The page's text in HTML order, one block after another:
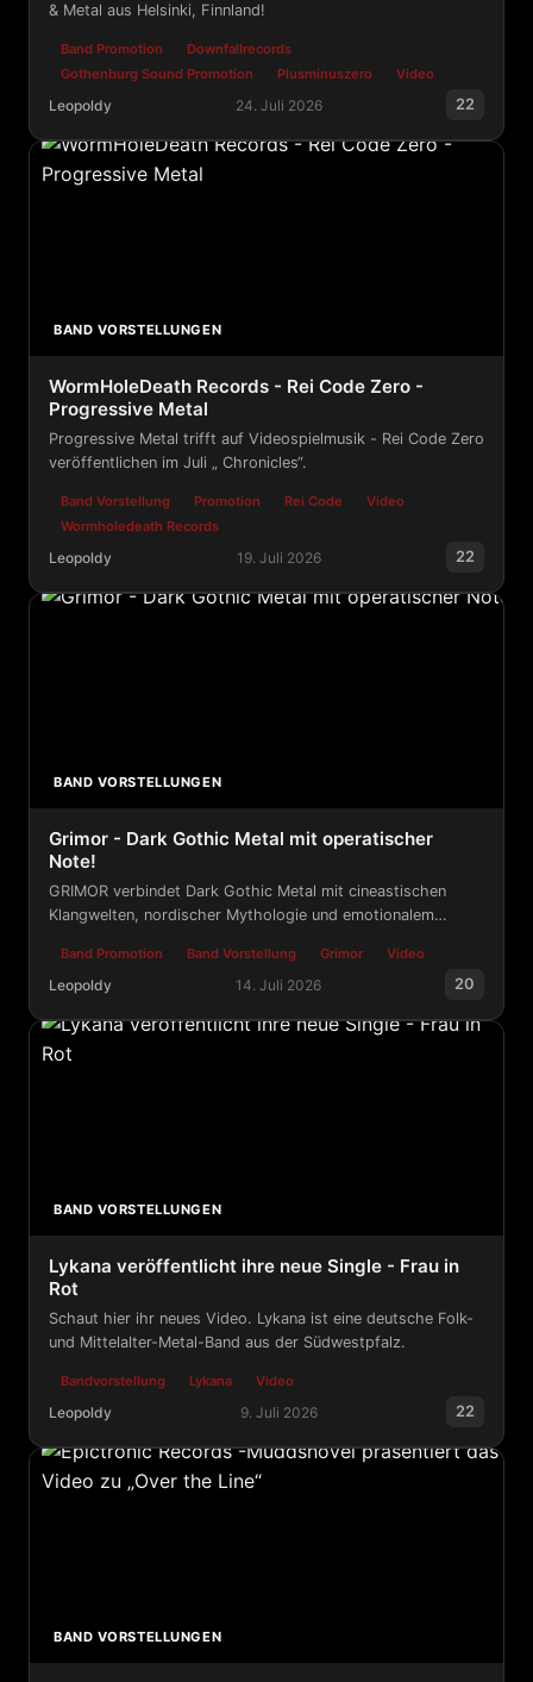
& Metal aus Helsinki, Finnland!
Band Promotion
Downfallrecords
Gothenburg Sound Promotion
Plusminuszero Video
Leopoldy 24. Juli 2026 22
Gothenburg Sound Promotion - Plusminuszero
BAND VORSTELLUNGEN
WormHoleDeath Records - Rei Code Zero -
Progressive Metal
Progressive Metal trifft auf Videospielmusik - Rei Code Zero
veröffentlichen im Juli „ Chronicles“.
Band Vorstellung Promotion Rei Code
Video
Wormholedeath Records
Leopoldy 19. Juli 2026 22
WormHoleDeath Records - Rei Code Zero -
BAND VORSTELLUNGEN
Grimor - Dark Gothic Metal mit operatischer
Note!
GRIMOR verbindet Dark Gothic Metal mit cineastischen
Klangwelten, nordischer Mythologie und emotionalem
Band Promotion Band Vorstellung Grimor Video
Leopoldy 14. Juli 2026 20
Grimor - Dark Gothic Metal mit operatischer Note!
BAND VORSTELLUNGEN
Lykana veröffentlicht ihre neue Single - Frau in
Rot
Schaut hier ihr neues Video. Lykana ist eine deutsche Folk-
und Mittelalter-Metal-Band aus der Südwestpfalz.
Bandvorstellung Lykana Video
Leopoldy 9. Juli 2026 22
Lykana veröffentlicht ihre neue Single - Frau in Rot
BAND VORSTELLUNGEN